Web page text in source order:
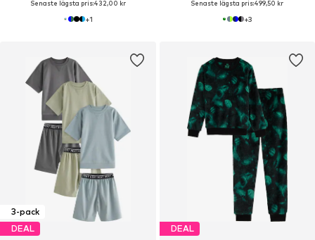
Senaste lägsta pris:432,00 kr
+1
Senaste lägsta pris:499,50 kr
+3
3-pack
DEAL
DEAL